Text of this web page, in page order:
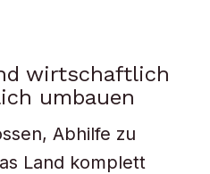
wirtschaftlich
umbauen
Abhilfe zu
Land komplett